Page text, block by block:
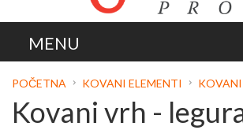
POČETNA KOVANI ELEMENTI
Kovani vrh -